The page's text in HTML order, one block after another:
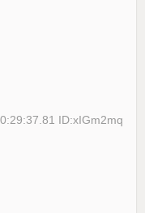
ID:xIGm2mq